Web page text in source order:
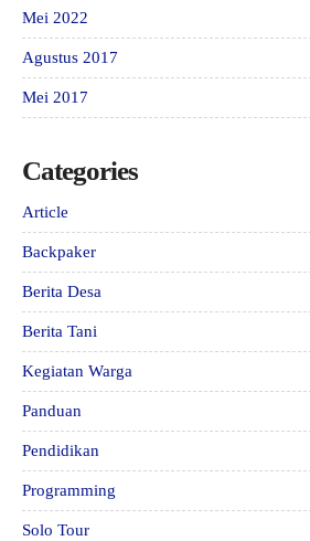
Mei 2022
Agustus 2017
Mei 2017
Categories
Article
Backpaker
Berita Desa
Berita Tani
Kegiatan Warga
Panduan
Pendidikan
Programming
Solo Tour